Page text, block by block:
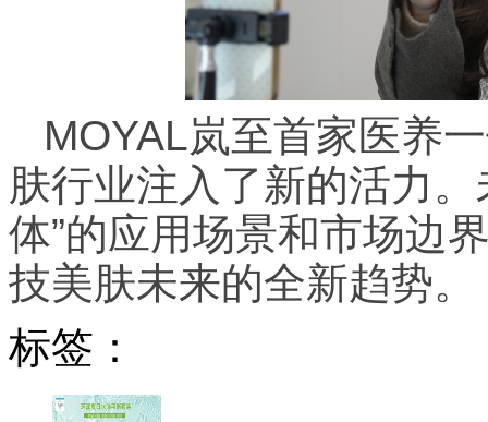
MOYAL岚至首家医养
肤行业注入了新的活力
体”的应用场景和市场边
技美肤未来的全新趋势。
标签：